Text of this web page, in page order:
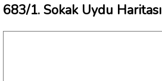
683/1. Sokak Uydu Haritası